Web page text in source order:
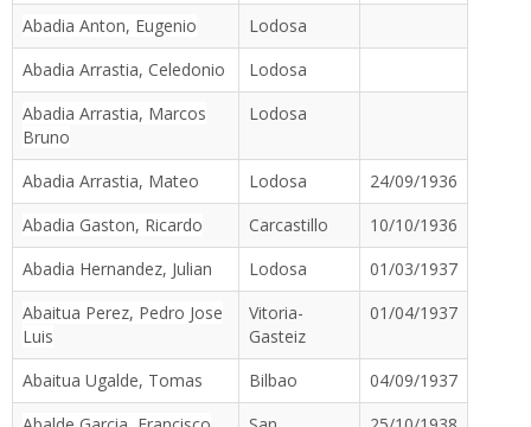
Abadia Anton, Eugenio
Lodosa
Abadia Arrastia, Celedonio
Lodosa
Abadia Arrastia, Marcos
Bruno
Lodosa
Abadia Arrastia, Mateo Lodosa
24/09/1936
Abadia Gaston, Ricardo
Carcastillo
10/10/1936
Abadia Hernandez, Julian
Lodosa
01/03/1937
Abaitua Perez, Pedro Jose
Luis
Vitoria-
Gasteiz
01/04/1937
Abaitua Ugalde, Tomas Bilbao
04/09/1937